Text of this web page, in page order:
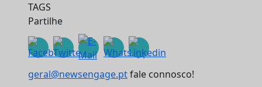
TAGS
Partilhe
geral@newsengage.ptfale connosco!